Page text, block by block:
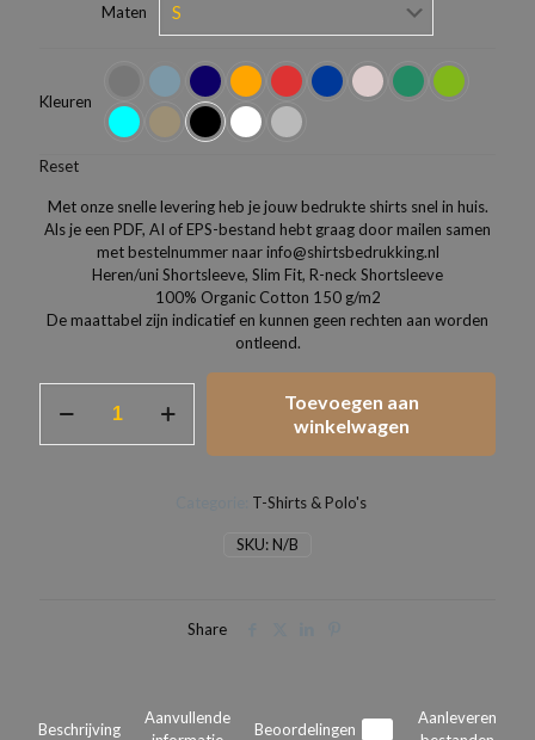
Maten
Kleuren
Reset
Met onze snelle levering heb je jouw bedrukte shirts snel in huis.
Als je een PDF, AI of EPS-bestand hebt graag door mailen samen
met bestelnummer naar info@shirtsbedrukking.nl
Heren/uni Shortsleeve, Slim Fit, R-neck Shortsleeve
100% Organic Cotton 150 g/m2
De maattabel zijn indicatief en kunnen geen rechten aan worden
ontleend.
Toevoegen aan
winkelwagen
SKU:N/B
T-Shirts & Polo's
Share
Beschrijving
Aanvullende
Beoordelingen
Aanleveren